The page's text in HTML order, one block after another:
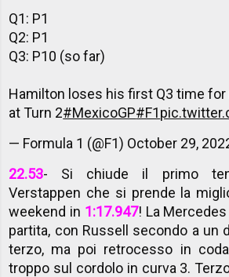
Q1: P1
Q2: P1
Q3: P10 (so far)
Hamilton loses his first Q3 time
at Turn 2#MexicoGP#F1
— Formula 1 (@F1) October 29,
22.53- Si chiude il primo
Verstappen che si prende la
weekend in 1:17.947! La
partita, con Russell secondo a un
terzo, ma poi retrocesso in
troppo sul cordolo in curva 3.